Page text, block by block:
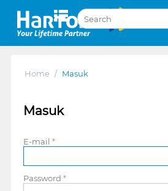
Home / Masuk
Masuk
E-mail
Password